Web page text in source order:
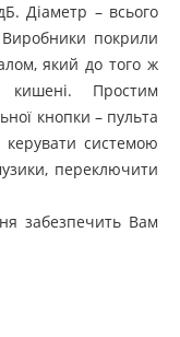
Діаметр – всього
покрили
який до того ж
Простим
кнопки – пульта
системою
переключити
забезпечить Вам